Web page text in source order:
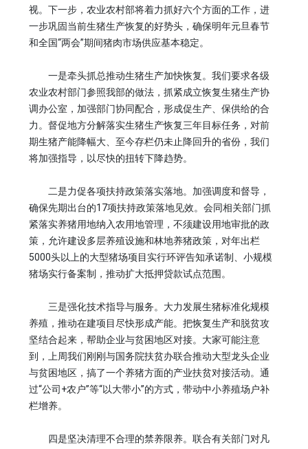
视。下一步，农业农村部将着力抓好六个方面的工作，进
一步巩固当前生猪生产恢复的好势头，确保明年元旦春节
和全国“两会”期间猪肉市场供应基本稳定。
一是牵头抓总推动生猪生产加快恢复。我们要求各级
农业农村部门参照我部的做法，抓紧成立恢复生猪生产协
调办公室，加强部门协同配合，形成促生产、保供给的合
力。督促地方分解落实生猪生产恢复三年目标任务，对前
期生猪产能降幅大、至今存栏仍未止降回升的省份，我们
将加强指导，以尽快的扭转下降趋势。
二是力促各项扶持政策落实落地。加强调度和督导，
确保先期出台的17项扶持政策落地见效。会同相关部门抓
紧落实养猪用地纳入农用地管理，不须建设用地审批的政
策，允许建设多层养殖设施和林地养猪政策，对年出栏
5000头以上的大型猪场项目实行环评告知承诺制、小规模
猪场实行备案制，推动扩大抵押贷款试点范围。
三是强化技术指导与服务。大力发展生猪标准化规模
养殖，推动在建项目尽快形成产能。把恢复生产和脱贫攻
坚结合起来，帮助企业与贫困地区对接。大家可能注意
到，上周我们刚刚与国务院扶贫办联合推动大型龙头企业
与贫困地区，搞了一个养猪方面的产业扶贫对接活动。通
过“公司+农户”等“以大带小”的方式，带动中小养殖场户补
栏增养。
四是坚决清理不合理的禁养限养。联合有关部门对凡